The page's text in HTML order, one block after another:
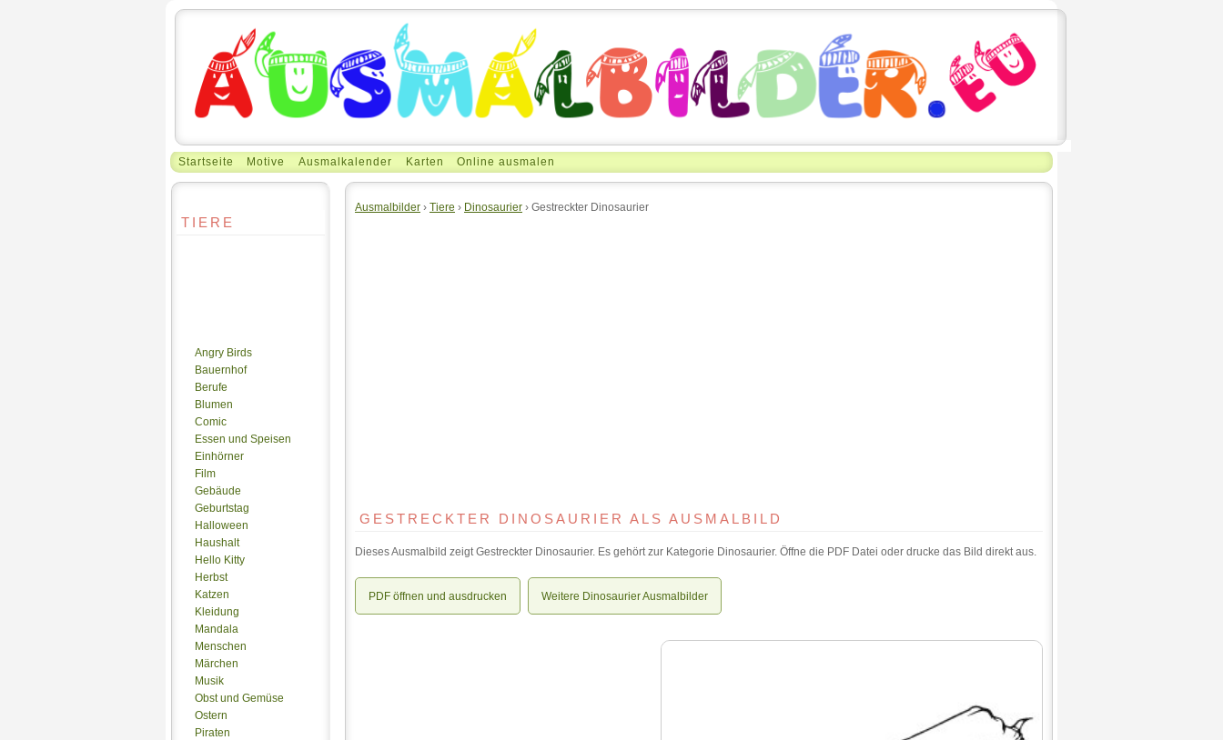
Startseite Motive Ausmalkalender Karten Online ausmalen
TIERE
Angry Birds
Bauernhof
Berufe
Blumen
Comic
Essen und Speisen
Einhörner
Film
Gebäude
Geburtstag
Halloween
Haushalt
Hello Kitty
Herbst
Katzen
Kleidung
Mandala
Menschen
Märchen
Musik
Obst und Gemüse
Ostern
Piraten
Ausmalbilder › Tiere › Dinosaurier › Gestreckter Dinosaurier
GESTRECKTER DINOSAURIER ALS AUSMALBILD
Dieses Ausmalbild zeigt Gestreckter Dinosaurier. Es gehört zur Kategorie Dinosaurier. Öffne die PDF Datei oder drucke das Bild direkt aus.
PDF öffnen und ausdrucken Weitere Dinosaurier Ausmalbilder